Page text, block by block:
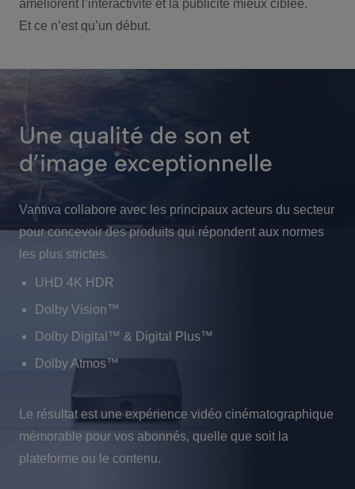
améliorent l’interactivité et la publicité mieux ciblée.
Et ce n’est qu’un début.
Une qualité de son et
d’image exceptionnelle
Vantiva collabore avec les principaux acteurs du secteur
pour concevoir des produits qui répondent aux normes
les plus strictes.
UHD 4K HDR
Dolby Vision™
Dolby Digital™ & Digital Plus™
Dolby Atmos™
Le résultat est une expérience vidéo cinématographique
mémorable pour vos abonnés, quelle que soit la
plateforme ou le contenu.